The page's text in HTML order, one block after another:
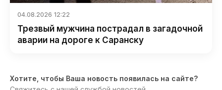
04.08.2026 12:22
Трезвый мужчина пострадал в загадочной
аварии на дороге к Саранску
Хотите, чтобы Ваша новость появилась на сайте?